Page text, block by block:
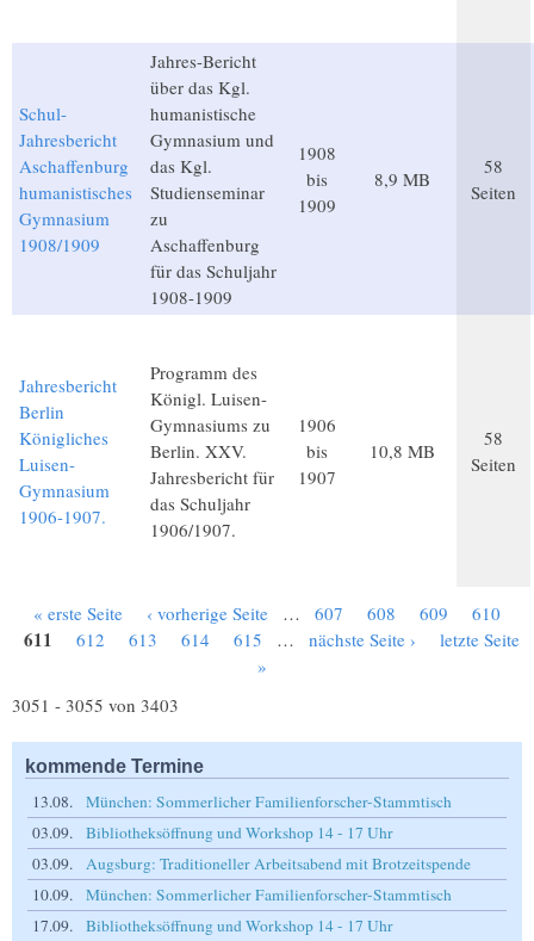
Schul-
Jahresbericht
Aschaffenburg
humanistisches
Gymnasium
1908/1909
Jahres-Bericht
über das Kgl.
humanistische
Gymnasium und
das Kgl.
Studienseminar
zu
Aschaffenburg
für das Schuljahr
1908-1909
1908
bis
1909
8,9 MB
58
Seiten
Jahresbericht
Berlin
Königliches
Luisen-
Gymnasium
1906-1907.
Programm des
Königl. Luisen-
Gymnasiums zu
Berlin. XXV.
Jahresbericht für
das Schuljahr
1906/1907.
1906
bis
1907
10,8 MB
58
Seiten
Seiten
« erste Seite ‹ vorherige Seite … 607 608 609 610
611 612 613 614 615 … nächste Seite ›
letzte Seite
»
3051 - 3055 von 3403
kommende Termine
13.08.
München: Sommerlicher Familienforscher-Stammtisch
03.09.
Bibliotheksöffnung und Workshop 14 - 17 Uhr
03.09.
Augsburg: Traditioneller Arbeitsabend mit Brotzeitspende
10.09.
München: Sommerlicher Familienforscher-Stammtisch
17.09.
Bibliotheksöffnung und Workshop 14 - 17 Uhr